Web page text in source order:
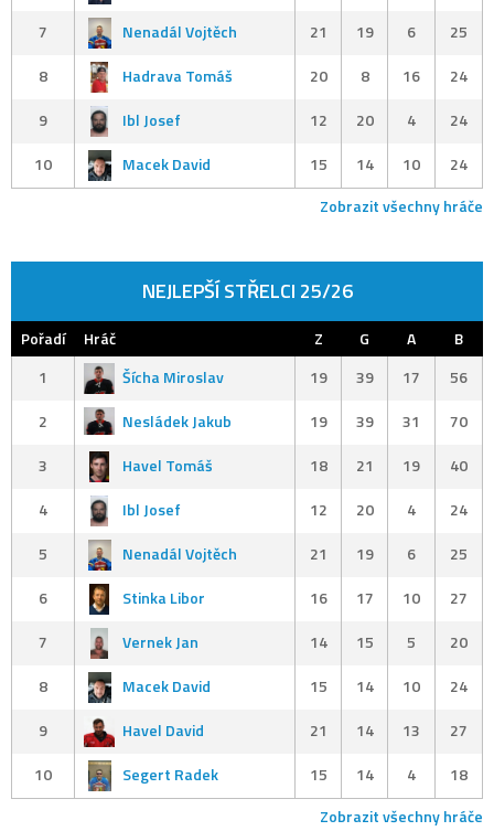
7
Nenadál Vojtěch 21 19 6
25
8
Hadrava Tomáš 20 8 16
24
9
Ibl Josef 12 20 4
24
10
Macek David 15 14 10
24
Zobrazit všechny hráče
NEJLEPŠÍ STŘELCI 25/26
Pořadí Hráč Z G A
B
1
Šícha Miroslav 19 39 17
56
2
Nesládek Jakub 19 39 31
70
3
Havel Tomáš 18 21 19
40
4
Ibl Josef 12 20 4
24
5
Nenadál Vojtěch 21 19 6
25
6
Stinka Libor 16 17 10
27
7
Vernek Jan 14 15 5
20
8
Macek David 15 14 10
24
9
Havel David 21 14 13
27
10
Segert Radek 15 14 4
18
Zobrazit všechny hráče